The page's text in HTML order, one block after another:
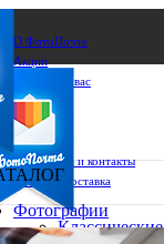
О ФотоПочте
Акции
Сделаем за вас
Бизнесу
FAQ
Франшиза
Поддержка и контакты
Оплата и доставка
Фотографии
Классические